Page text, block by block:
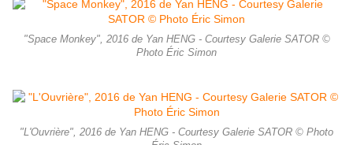
"Space Monkey", 2016 de Yan HENG - Courtesy Galerie SATOR ©
Photo Éric Simon
"L'Ouvrière", 2016 de Yan HENG - Courtesy Galerie SATOR © Photo